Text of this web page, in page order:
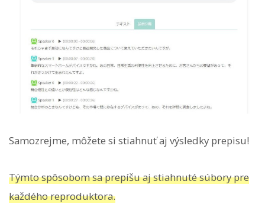
Samozrejme, môžete si stiahnuť aj výsledky prepisu!
Týmto spôsobom sa prepíšu aj stiahnuté súbory pre
každého reproduktora.